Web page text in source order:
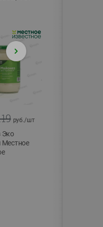
руб./шт
Эко
Местное